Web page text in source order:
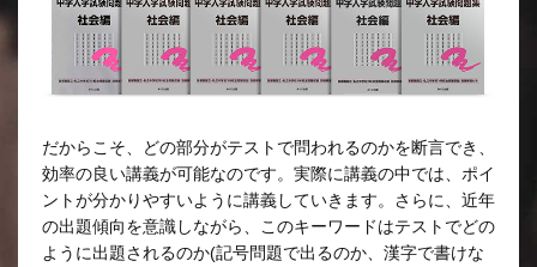
だからこそ、どの部分がテストで問われるのかを断言でき、
効率の良い講義が可能なのです。実際に講義の中では、ポイ
ントが分かりやすいように講義していきます。さらに、近年
の出題傾向を意識しながら、このキーワードはテストでどの
ように出題されるのか(記号問題で出るのか、漢字で書けな